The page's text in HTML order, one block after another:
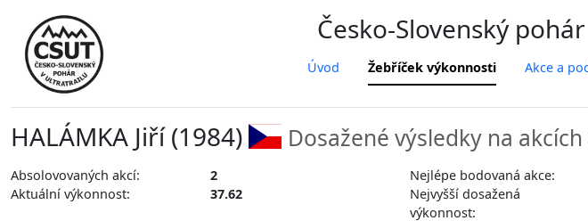
Česko-Slovenský
Úvod Žebříček výkonnosti Akce a
HALÁMKA Jiří (1984) Dosažené výsledky na akcích
Absolovovaných akcí: 2 Nejlépe bodovaná akce:
Aktuální výkonnost:
37.62
Nejvyšší dosažená
výkonnost: